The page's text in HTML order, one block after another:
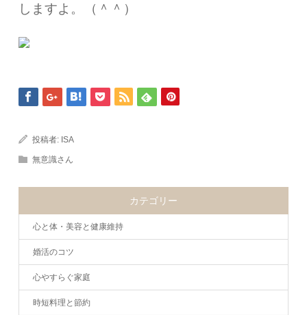
しますよ。
（＾＾）
投稿者: ISA
無意識さん
カテゴリー
心と体・美容と健康維持
婚活のコツ
心やすらぐ家庭
時短料理と節約